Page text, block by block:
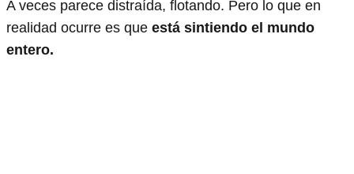
A veces parece distraída, flotando. Pero lo que en
realidad ocurre es que está sintiendo el mundo
entero.